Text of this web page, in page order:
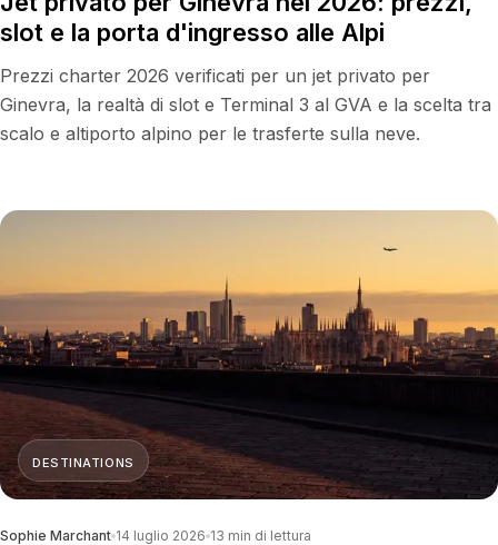
slot e la porta d'ingresso alle Alpi
Prezzi charter 2026 verificati per un jet privato per
Ginevra, la realtà di slot e Terminal 3 al GVA e la scelta tra
scalo e altiporto alpino per le trasferte sulla neve.
DESTINATIONS
Sophie Marchant 14 luglio 2026 13 min di lettura